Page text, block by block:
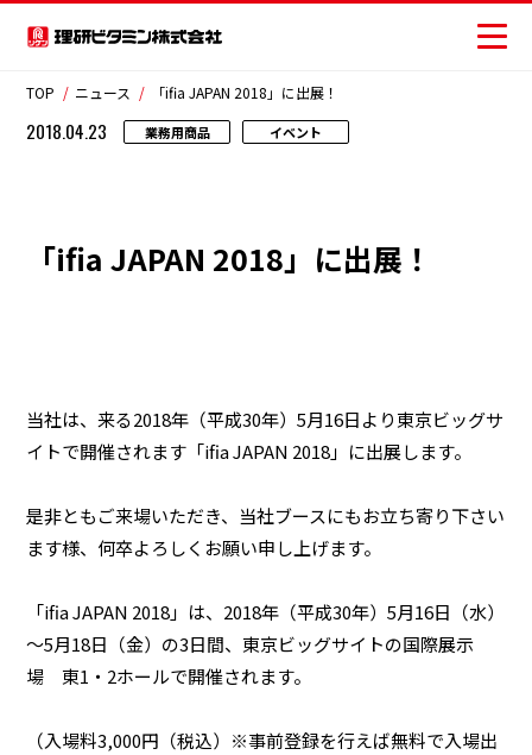
業務用商品
企業情報
お問い合わせ
レシピ
安全・安心への取り組み
TOP ニュース 「ifia JAPAN 2018」に出展！
2018.04.23 業務用商品 イベント
「ifia JAPAN 2018」に出展！
当社は、来る2018年（平成30年）5月16日より東京ビッグサ
イトで開催されます「ifia JAPAN 2018」に出展します。
是非ともご来場いただき、当社ブースにもお立ち寄り下さい
ます様、何卒よろしくお願い申し上げます。
「ifia JAPAN 2018」は、2018年（平成30年）5月16日（水）
～5月18日（金）の3日間、東京ビッグサイトの国際展示
場 東1・2ホールで開催されます。
（入場料3,000円（税込）※事前登録を行えば無料で入場出